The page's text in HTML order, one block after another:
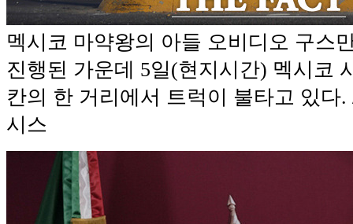
멕시코 마약왕의 아들 오비디오 구스
진행된 가운데 5일(현지시간) 멕시코
칸의 한 거리에서 트럭이 불타고 있다.
시스